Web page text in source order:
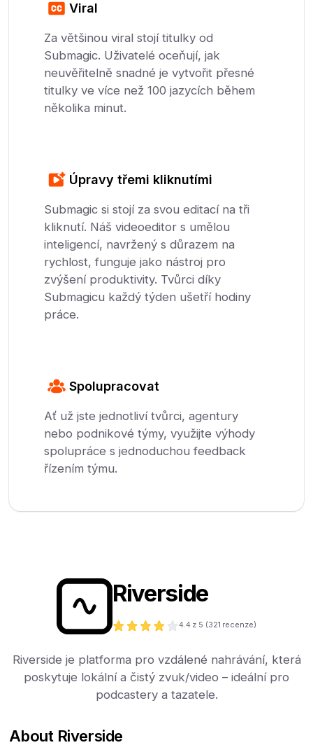
Viral
Za většinou viral stojí titulky od
Submagic. Uživatelé oceňují, jak
neuvěřitelně snadné je vytvořit přesné
titulky ve více než 100 jazycích během
několika minut.
Úpravy třemi kliknutími
Submagic si stojí za svou editací na tři
kliknutí. Náš videoeditor s umělou
inteligencí, navržený s důrazem na
rychlost, funguje jako nástroj pro
zvýšení produktivity. Tvůrci díky
Submagicu každý týden ušetří hodiny
práce.
Spolupracovat
Ať už jste jednotliví tvůrci, agentury
nebo podnikové týmy, využijte výhody
spolupráce s jednoduchou feedback
řízením týmu.
Riverside
4.4 z 5 (321 recenze)
Riverside je platforma pro vzdálené nahrávání, která
poskytuje lokální a čistý zvuk/video – ideální pro
podcastery a tazatele.
About Riverside